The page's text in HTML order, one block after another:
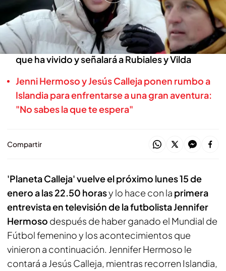
No te pierdas su viaje por Islandia, el lunes 15 de
enero a las 22.50 horas en Cuatro
Jennifer Hermoso hablará del complicado año
que ha vivido y señalará a Rubiales y Vilda
Jenni Hermoso y Jesús Calleja ponen rumbo a
Islandia para enfrentarse a una gran aventura:
"No sabes la que te espera"
Compartir
'Planeta Calleja' vuelve el próximo lunes 15 de
enero a las 22.50 horasy lo hace con la primera
entrevista en televisión de la futbolista Jennifer
Hermoso después de haber ganado el Mundial de
Fútbol femenino y los acontecimientos que
vinieron a continuación. Jennifer Hermoso le
contará a Jesús Calleja, mientras recorren Islandia,